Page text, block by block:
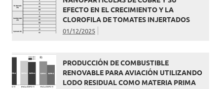
EFECTO EN EL CRECIMIENTO Y LA
CLOROFILA DE TOMATES INJERTADOS
01/12/2025
PRODUCCIÓN DE COMBUSTIBLE
RENOVABLE PARA AVIACIÓN UTILIZANDO
LODO RESIDUAL COMO MATERIA PRIMA